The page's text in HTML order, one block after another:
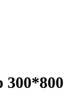
300*800